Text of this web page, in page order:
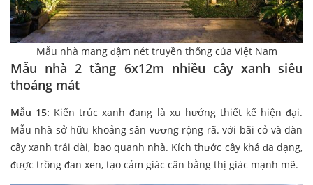
Mẫu nhà mang đậm nét truyền thống của Việt Nam
Mẫu nhà 2 tầng 6x12m nhiều cây xanh siêu
thoáng mát
Mẫu 15: Kiến trúc xanh đang là xu hướng thiết kế hiện đại.
Mẫu nhà sở hữu khoảng sân vương rộng rã. với bãi cỏ và dàn
cây xanh trải dài, bao quanh nhà. Kích thước cây khá đa dạng,
được trồng đan xen, tạo cảm giác cân bằng thị giác mạnh mẽ.